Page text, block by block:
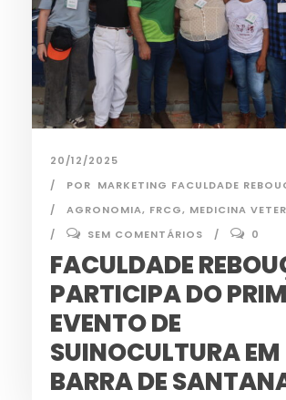
20/12/2025
POR MARKETING FACULDADE
AGRONOMIA, FRCG, MEDICINA
SEM COMENTÁRIOS
0
FACULDADE
PARTICIPA DO
EVENTO DE
SUINOCULTURA EM
BARRA DE